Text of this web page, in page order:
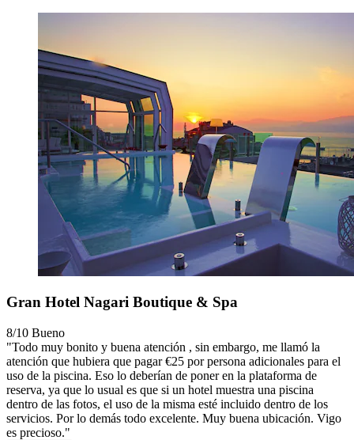
Gran Hotel Nagari Boutique & Spa
8/10 Bueno
"Todo muy bonito y buena atención , sin embargo, me llamó la
atención que hubiera que pagar €25 por persona adicionales para el
uso de la piscina. Eso lo deberían de poner en la plataforma de
reserva, ya que lo usual es que si un hotel muestra una piscina
dentro de las fotos, el uso de la misma esté incluido dentro de los
servicios. Por lo demás todo excelente. Muy buena ubicación. Vigo
es precioso."